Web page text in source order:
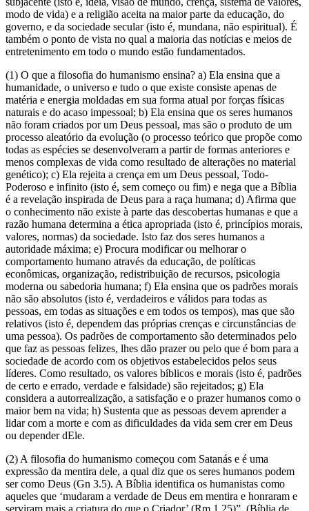
modo de vida) e a religião aceita na maior parte da educação, do
governo, e da sociedade secular (isto é, mundana, não espiritual). É
também o ponto de vista no qual a maioria das notícias e meios de
entretenimento em todo o mundo estão fundamentados.
(1) O que a filosofia do humanismo ensina? a) Ela ensina que a
humanidade, o universo e tudo o que existe consiste apenas de
matéria e energia moldadas em sua forma atual por forças físicas
naturais e do acaso impessoal; b) Ela ensina que os seres humanos
não foram criados por um Deus pessoal, mas são o produto de um
processo aleatório da evolução (o processo teórico que propõe como
todas as espécies se desenvolveram a partir de formas anteriores e
menos complexas de vida como resultado de alterações no material
genético); c) Ela rejeita a crença em um Deus pessoal, Todo-
Poderoso e infinito (isto é, sem começo ou fim) e nega que a Bíblia
é a revelação inspirada de Deus para a raça humana; d) Afirma que
o conhecimento não existe à parte das descobertas humanas e que a
razão humana determina a ética apropriada (isto é, princípios morais,
valores, normas) da sociedade. Isto faz dos seres humanos a
autoridade máxima; e) Procura modificar ou melhorar o
comportamento humano através da educação, de políticas
econômicas, organização, redistribuição de recursos, psicologia
moderna ou sabedoria humana; f) Ela ensina que os padrões morais
não são absolutos (isto é, verdadeiros e válidos para todas as
pessoas, em todas as situações e em todos os tempos), mas que são
relativos (isto é, dependem das próprias crenças e circunstâncias de
uma pessoa). Os padrões de comportamento são determinados pelo
que faz as pessoas felizes, lhes dão prazer ou pelo que é bom para a
sociedade de acordo com os objetivos estabelecidos pelos seus
líderes. Como resultado, os valores bíblicos e morais (isto é, padrões
de certo e errado, verdade e falsidade) são rejeitados; g) Ela
considera a autorrealização, a satisfação e o prazer humanos como o
maior bem na vida; h) Sustenta que as pessoas devem aprender a
lidar com a morte e com as dificuldades da vida sem crer em Deus
ou depender dEle.
(2) A filosofia do humanismo começou com Satanás e é uma
expressão da mentira dele, a qual diz que os seres humanos podem
ser como Deus (Gn 3.5). A Bíblia identifica os humanistas como
aqueles que ‘mudaram a verdade de Deus em mentira e honraram e
serviram mais a criatura do que o Criador’ (Rm 1.25)”. (Bíblia de